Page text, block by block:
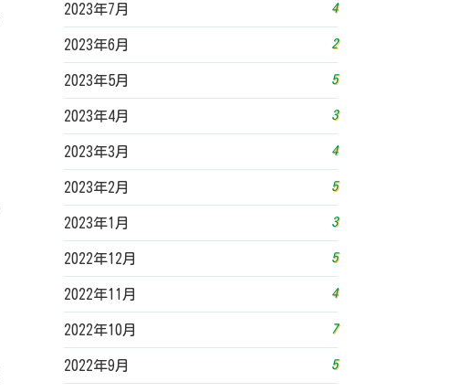
2023年7月 4
2023年6月 2
2023年5月 5
2023年4月 3
2023年3月 4
2023年2月 5
2023年1月 3
2022年12月 5
2022年11月 4
2022年10月 7
2022年9月 5